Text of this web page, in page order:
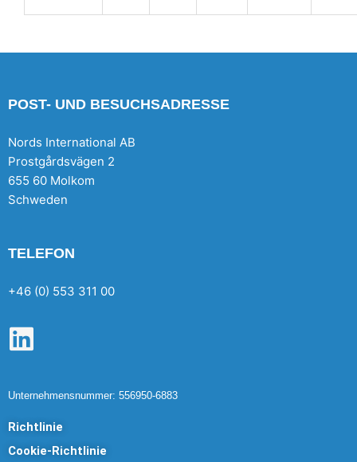
POST- UND BESUCHSADRESSE
Nords International AB
Prostgårdsvägen 2
655 60 Molkom
Schweden
TELEFON
+46 (0) 553 311 00
L
n
k
e
Unternehmensnummer: 556950-6883
Richtlinie
Cookie-Richtlinie